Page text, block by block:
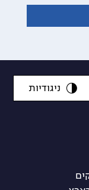
ניגודיות